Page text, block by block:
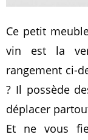
Ce petit
vin est la
rangement ci-
? Il possède
déplacer
Et ne vous